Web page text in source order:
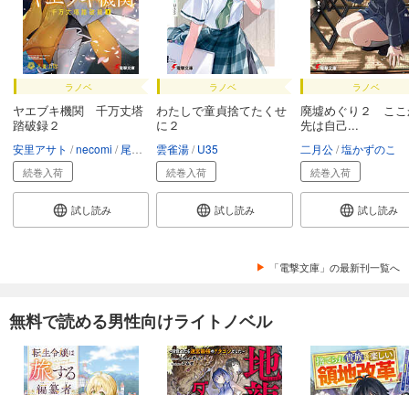
ラノベ
ヤエブキ機関 千万丈塔
踏破録２
安里アサト necomi 尾崎伊万里
続巻入荷
試し読み
ラノベ
わたしで童貞捨てたくせ
に２
雲雀湯 U35
続巻入荷
試し読み
ラノベ
廃墟めぐり２ ここ
先は自己...
二月公 塩かずのこ
続巻入荷
試し読み
「電撃文庫」の最新刊一覧へ
無料で読める男性向けライトノベル